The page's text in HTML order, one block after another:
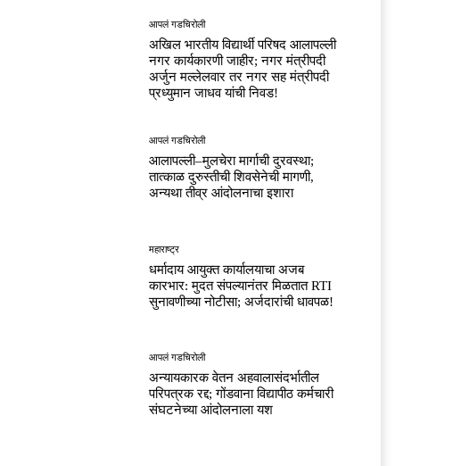
आपलं गडचिरोली
अखिल भारतीय विद्यार्थी परिषद आलापल्ली
नगर कार्यकारणी जाहीर; नगर मंत्रीपदी
अर्जुन मल्लेलवार तर नगर सह मंत्रीपदी
प्रध्युमान जाधव यांची निवड!
आपलं गडचिरोली
आलापल्ली–मुलचेरा मार्गाची दुरवस्था;
तात्काळ दुरुस्तीची शिवसेनेची मागणी,
अन्यथा तीव्र आंदोलनाचा इशारा
महाराष्ट्र
धर्मादाय आयुक्त कार्यालयाचा अजब
कारभार: मुदत संपल्यानंतर मिळतात RTI
सुनावणीच्या नोटीसा; अर्जदारांची धावपळ!
आपलं गडचिरोली
अन्यायकारक वेतन अहवालासंदर्भातील
परिपत्रक रद्द; गोंडवाना विद्यापीठ कर्मचारी
संघटनेच्या आंदोलनाला यश